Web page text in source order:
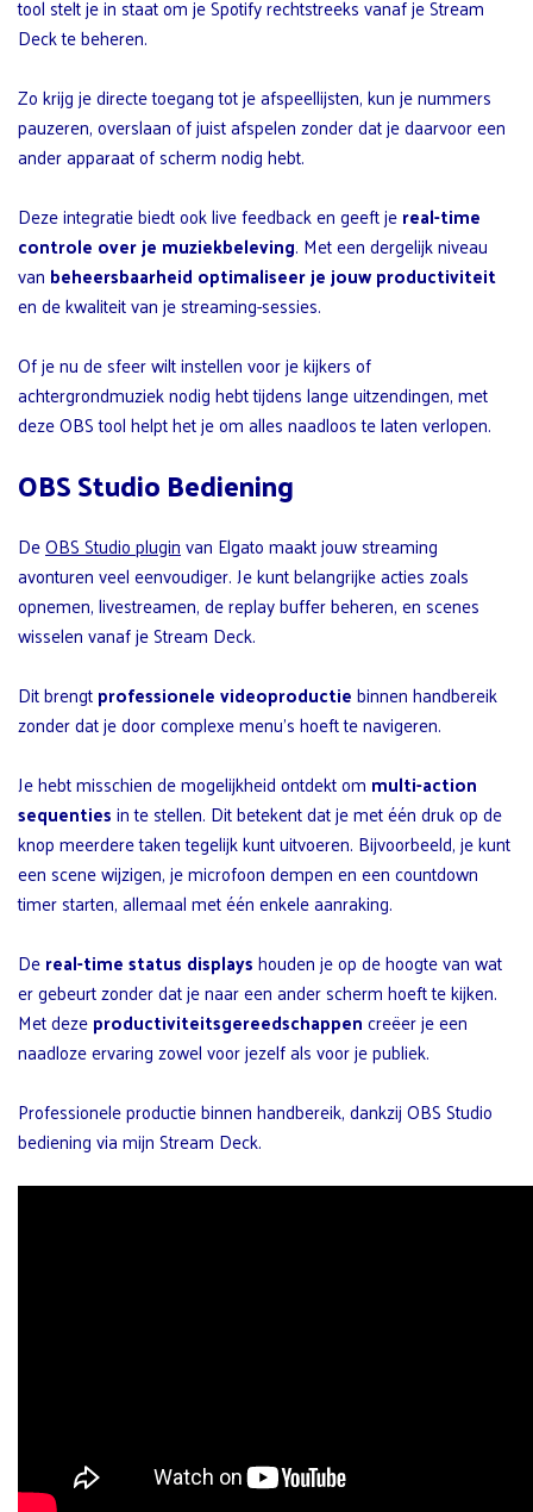
tool stelt je in staat om je Spotify rechtstreeks vanaf je Stream
Deck te beheren.
Zo krijg je directe toegang tot je afspeellijsten, kun je nummers
pauzeren, overslaan of juist afspelen zonder dat je daarvoor een
ander apparaat of scherm nodig hebt.
Deze integratie biedt ook live feedback en geeft jereal-time
controle over je muziekbeleving. Met een dergelijk niveau
van beheersbaarheid optimaliseer je jouw productiviteit
en de kwaliteit van je streaming-sessies.
Of je nu de sfeer wilt instellen voor je kijkers of
achtergrondmuziek nodig hebt tijdens lange uitzendingen, met
deze OBS tool helpt het je om alles naadloos te laten verlopen.
OBS Studio Bediening
DeOBS Studio pluginvan Elgato maakt jouw streaming
avonturen veel eenvoudiger. Je kunt belangrijke acties zoals
opnemen, livestreamen, de replay buffer beheren, en scenes
wisselen vanaf je Stream Deck.
Dit brengtprofessionele videoproductiebinnen handbereik
zonder dat je door complexe menu’s hoeft te navigeren.
Je hebt misschien de mogelijkheid ontdekt om multi-action
sequentiesin te stellen. Dit betekent dat je met één druk op de
knop meerdere taken tegelijk kunt uitvoeren. Bijvoorbeeld, je kunt
een scene wijzigen, je microfoon dempen en een countdown
timer starten, allemaal met één enkele aanraking.
Dereal-time status displayshouden je op de hoogte van wat
er gebeurt zonder dat je naar een ander scherm hoeft te kijken.
Met dezeproductiviteitsgereedschappencreëer je een
naadloze ervaring zowel voor jezelf als voor je publiek.
Professionele productie binnen handbereik, dankzij OBS Studio
bediening via mijn Stream Deck.